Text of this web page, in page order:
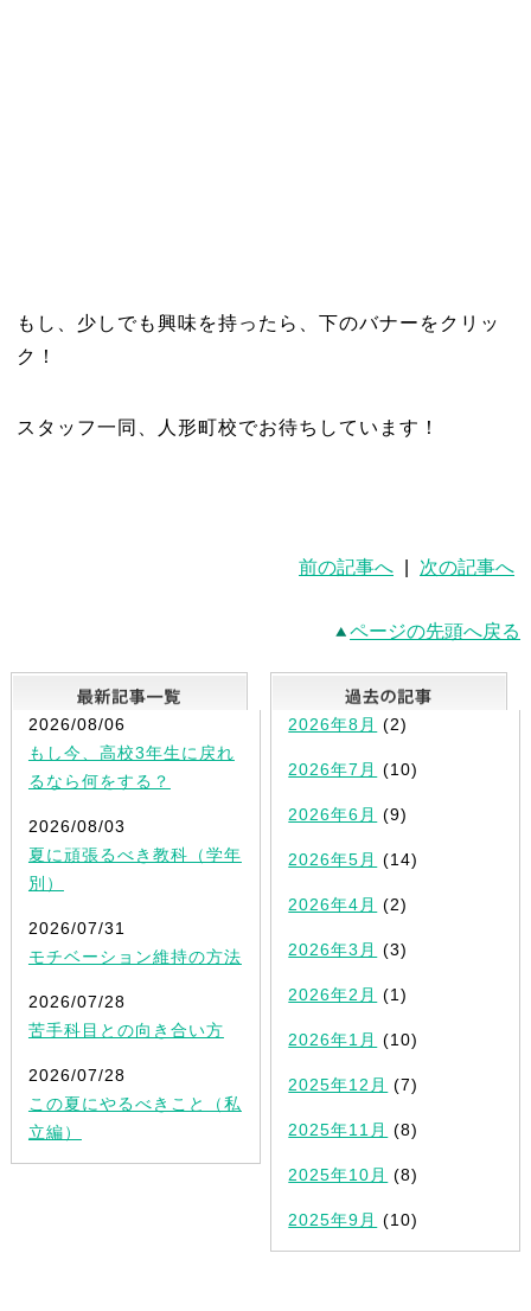
もし、少しでも興味を持ったら、下のバナーをクリッ
ク！
スタッフ一同、人形町校でお待ちしています！
前の記事へ 次の記事へ
ページの先頭へ戻る
最新記事一覧
2026/08/06
もし今、高校3年生に戻れ
るなら何をする？
2026/08/03
夏に頑張るべき教科（学年
別）
2026/07/31
モチベーション維持の方法
2026/07/28
苦手科目との向き合い方
2026/07/28
この夏にやるべきこと（私
立編）
2026年8月 (2)
2026年7月 (10)
2026年6月 (9)
2026年5月 (14)
2026年4月 (2)
2026年3月 (3)
2026年2月 (1)
2026年1月 (10)
2025年12月 (7)
2025年11月 (8)
2025年10月 (8)
2025年9月 (10)